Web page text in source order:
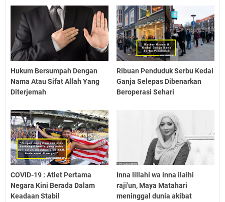
Hukum Bersumpah Dengan
Nama Atau Sifat Allah Yang
Diterjemah
Ribuan Penduduk Serbu Kedai
Ganja Selepas Dibenarkan
Beroperasi Sehari
COVID-19 : Atlet Pertama
Negara Kini Berada Dalam
Keadaan Stabil
Inna lillahi wa inna ilaihi
raji'un, Maya Matahari
meninggal dunia akibat